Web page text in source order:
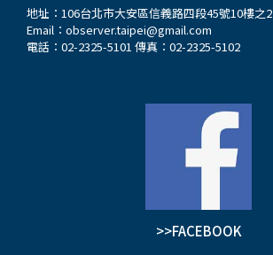
地址：106台北市大安區信義路四段45號10樓之2
Email： observer.taipei@gmail.com
電話：02-2325-5101 傳真：02-2325-5102
>>FACEBOOK